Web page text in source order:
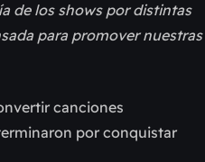
de los shows por distintas
para promover nuestras
canciones
por conquistar